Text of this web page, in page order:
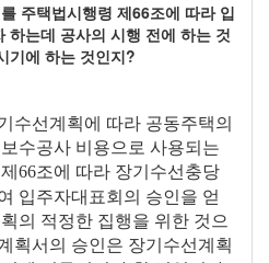
주택법시행령 제66조에 따라 입
하는데 공사의 시행 전에 하는 것
기에 하는 것인지?
수선계획에 따라 공동주택의
수공사 비용으로 사용되는
66조에 따라 장기수선충당
입주자대표회의 승인을 얻
의 적정한 집행을 위한 것으
획서의 승인은 장기수선계획